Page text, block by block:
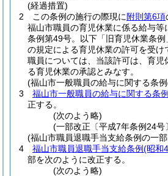
(経過措置)
2
この条例の施行の際現に 附則第6項
福山市職員の育児休業に係る給与等
条例第49号。以下「旧育児休業条例
の規定による育児休業の許可を受け
職員については、当該許可は、育児
る育児休業の承認とみなす。
(福山市一般職員の給与に関する条
3
福山市一般職員の給与に関する条例
正する。
(次のよう略)
(一部改正〔平成7年条例24号
(福山市職員退職手当支給条例の一
4
福山市職員退職手当支給条例(昭和
部を次のように改正する。
(次のよう略)